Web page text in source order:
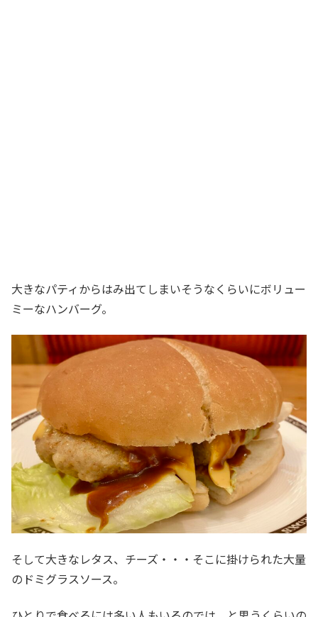
大きなパティからはみ出てしまいそうなくらいにボリュー
ミーなハンバーグ。
そして大きなレタス、チーズ・・・そこに掛けられた大量
のドミグラスソース。